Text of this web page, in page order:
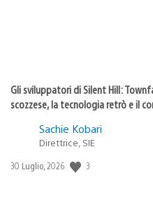
Gli sviluppatori di Silent Hill:
scozzese, la tecnologia retrò e il
Sachie Kobari
Direttrice, SIE
Data
30 Luglio, 2026 3